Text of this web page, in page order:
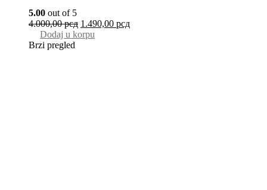
5.00 out of 5
4.000,00рсд 1.490,00 рсд
Dodaj u korpu
Brzi pregled